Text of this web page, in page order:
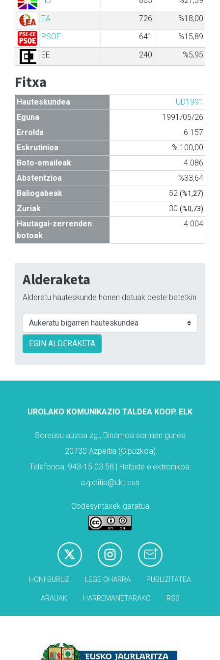
EA
726
%18,00
PSOE
641
%15,89
EE
240 %5,95
Fitxa
Hauteskundea
UD1991
Eguna
1991/05/26
Errolda
6.157
Eskrutinioa
% 100,00
Boto-emaileak
4.086
Abstentzioa
%33,64
Baliogabeak
52 (%1,27)
Zuriak 30 (%0,73)
Hautagai-zerrenden
botoak
4.004
Alderaketa
Alderatu hauteskunde honen datuak beste batetkin
EGIN ALDERAKETA
UROLAKO KOMUNIKAZIO TALDEA KOOP. ELK
Soreasu auzoa zg., Dinamoa sormen gunea
20730 Azpeitia (Gipuzkoa)
Telefonoa: 943-15 03 58 | Helbide elektronikoa:
azpeitia@ukt.eus
Codesyntaxek garatua
HONI BURUZ LEGE OHARRA PUBLIZITATEA
ARAUAK HARREMANETARAKO RSS